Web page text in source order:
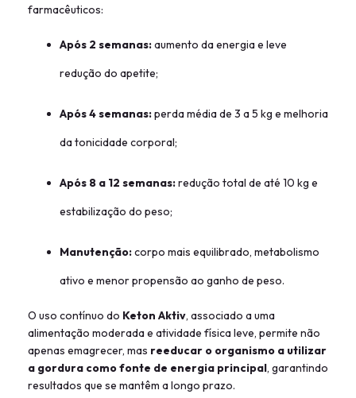
farmacêuticos:
Após 2 semanas:aumento da energia e leve
redução do apetite;
Após 4 semanas:perda média de 3 a 5 kg e melhoria
da tonicidade corporal;
Após 8 a 12 semanas:redução total de até 10 kg e
estabilização do peso;
Manutenção:corpo mais equilibrado, metabolismo
ativo e menor propensão ao ganho de peso.
O uso contínuo do Keton Aktiv, associado a uma
alimentação moderada e atividade física leve, permite não
apenas emagrecer, mas reeducar o organismo a utilizar
a gordura como fonte de energia principal, garantindo
resultados que se mantêm a longo prazo.